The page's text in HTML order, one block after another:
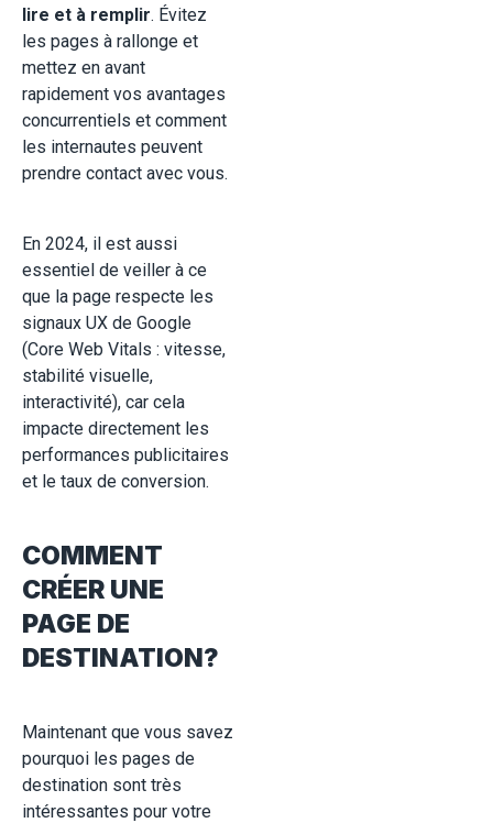
lire et à remplir. Évitez
les pages à rallonge et
mettez en avant
rapidement vos avantages
concurrentiels et comment
les internautes peuvent
prendre contact avec vous.
En 2024, il est aussi
essentiel de veiller à ce
que la page respecte les
signaux UX de Google
(Core Web Vitals : vitesse,
stabilité visuelle,
interactivité), car cela
impacte directement les
performances publicitaires
et le taux de conversion.
COMMENT
CRÉER UNE
PAGE DE
DESTINATION?
Maintenant que vous savez
pourquoi les pages de
destination sont très
intéressantes pour votre